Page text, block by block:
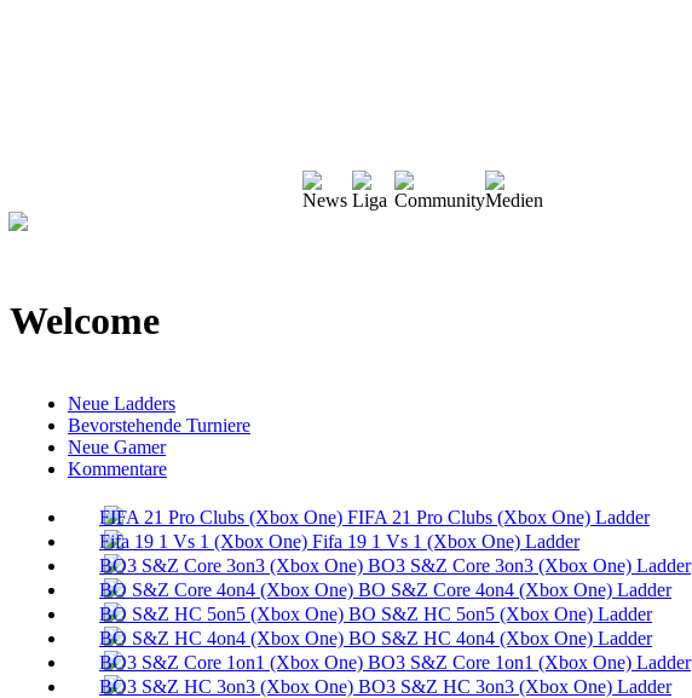
Welcome
Neue Ladders
Bevorstehende Turniere
Neue Gamer
Kommentare
FIFA 21 Pro Clubs (Xbox One) Ladder
Fifa 19 1 Vs 1 (Xbox One) Ladder
BO3 S&Z Core 3on3 (Xbox One) Ladder
BO S&Z Core 4on4 (Xbox One) Ladder
BO S&Z HC 5on5 (Xbox One) Ladder
BO S&Z HC 4on4 (Xbox One) Ladder
BO3 S&Z Core 1on1 (Xbox One) Ladder
BO3 S&Z HC 3on3 (Xbox One) Ladder